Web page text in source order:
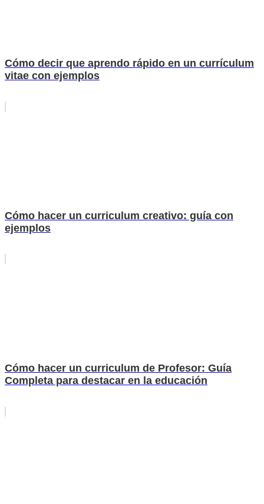
Cómo decir que aprendo rápido en un currículum
vitae con ejemplos
Cómo hacer un curriculum creativo: guía con
ejemplos
Cómo hacer un curriculum de Profesor: Guía
Completa para destacar en la educación